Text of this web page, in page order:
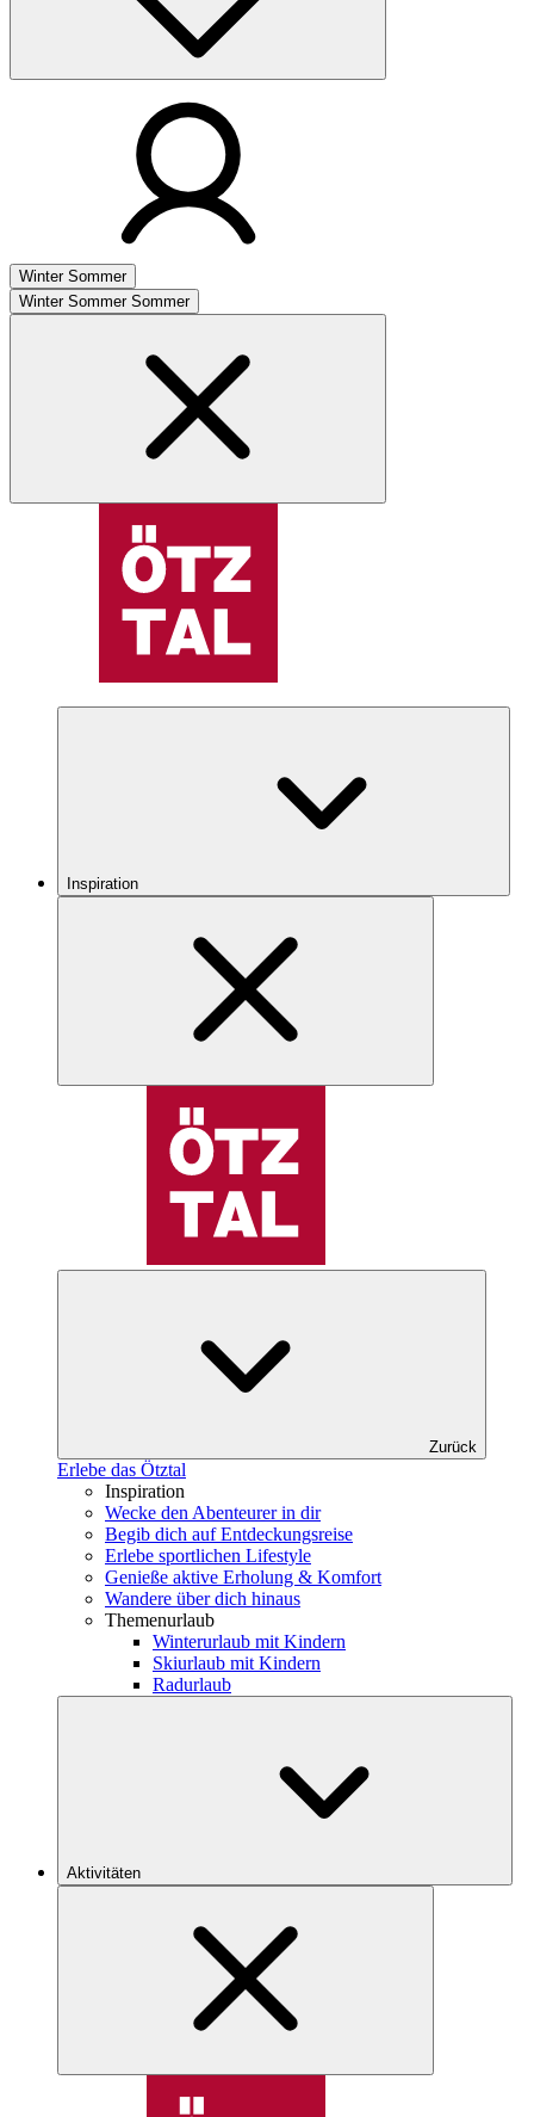
Winter Sommer
Winter Sommer Sommer
Inspiration
Zurück
Erlebe das Ötztal
Inspiration
Wecke den Abenteurer in dir
Begib dich auf Entdeckungsreise
Erlebe sportlichen Lifestyle
Genieße aktive Erholung & Komfort
Wandere über dich hinaus
Themenurlaub
Winterurlaub mit Kindern
Skiurlaub mit Kindern
Radurlaub
Aktivitäten